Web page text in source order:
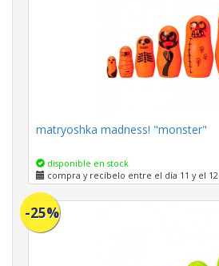
matryoshka madness! "monster"
disponible en stock
compra y recíbelo entre el día 11 y el 12
-25%